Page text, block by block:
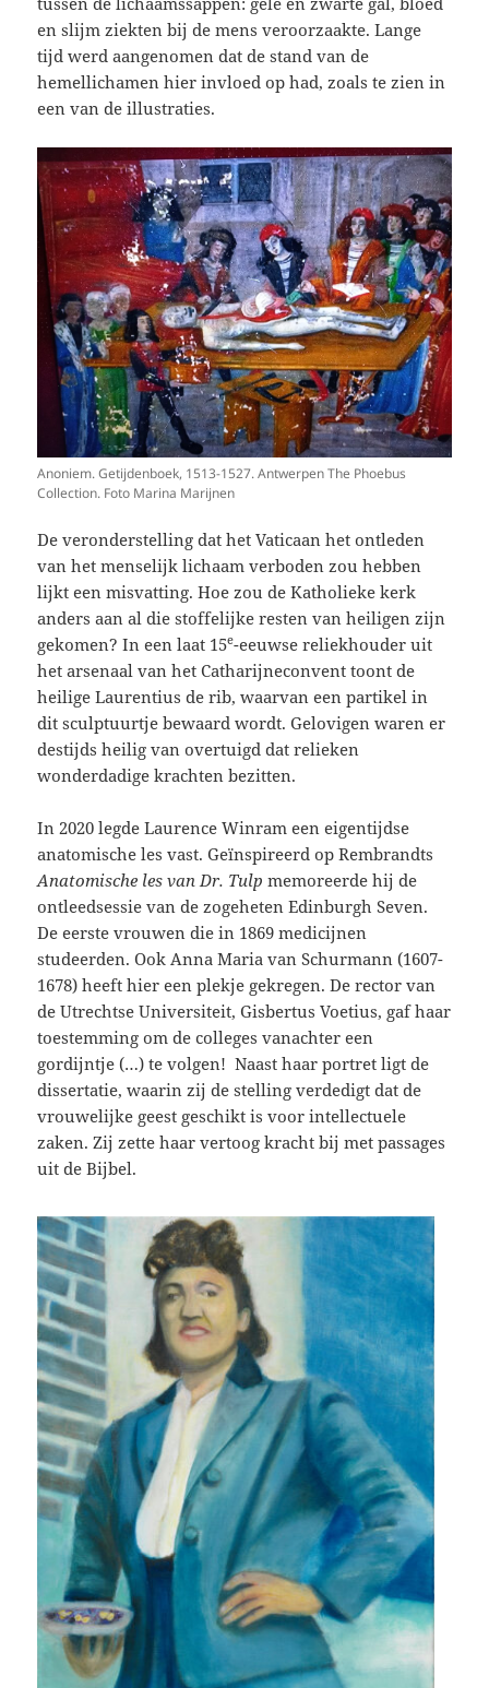
en slijm ziekten bij de mens veroorzaakte. Lange
tijd werd aangenomen dat de stand van de
hemellichamen hier invloed op had, zoals te zien in
een van de illustraties.
Anoniem. Getijdenboek, 1513-1527. Antwerpen The Phoebus
Collection. Foto Marina Marijnen
De veronderstelling dat het Vaticaan het ontleden
van het menselijk lichaam verboden zou hebben
lijkt een misvatting. Hoe zou de Katholieke kerk
anders aan al die stoffelijke resten van heiligen zijn
gekomen? In een laat 15e-eeuwse reliekhouder uit
het arsenaal van het Catharijneconvent toont de
heilige Laurentius de rib, waarvan een partikel in
dit sculptuurtje bewaard wordt. Gelovigen waren er
destijds heilig van overtuigd dat relieken
wonderdadige krachten bezitten.
In 2020 legde Laurence Winram een eigentijdse
anatomische les vast. Geïnspireerd op Rembrandts
Anatomische les van Dr. Tulp memoreerde hij de
ontleedsessie van de zogeheten Edinburgh Seven.
De eerste vrouwen die in 1869 medicijnen
studeerden. Ook Anna Maria van Schurmann (1607-
1678) heeft hier een plekje gekregen. De rector van
de Utrechtse Universiteit, Gisbertus Voetius, gaf haar
toestemming om de colleges vanachter een
gordijntje (…) te volgen! Naast haar portret ligt de
dissertatie, waarin zij de stelling verdedigt dat de
vrouwelijke geest geschikt is voor intellectuele
zaken. Zij zette haar vertoog kracht bij met passages
uit de Bijbel.